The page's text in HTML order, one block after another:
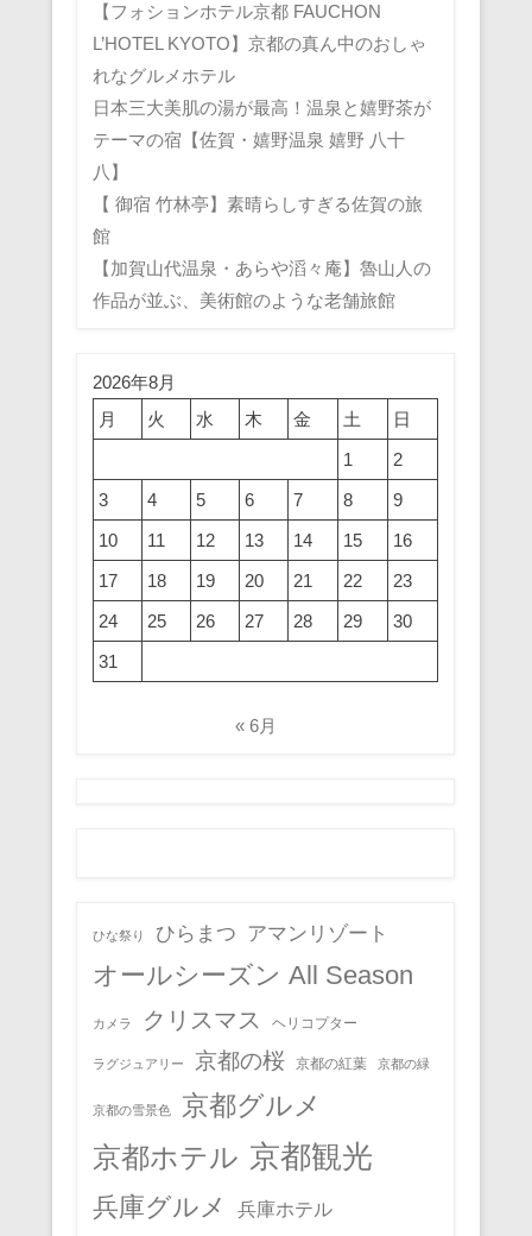
【フォションホテル京都 FAUCHON
L’HOTEL KYOTO】京都の真ん中のおしゃ
れなグルメホテル
日本三大美肌の湯が最高！温泉と嬉野茶が
テーマの宿【佐賀・嬉野温泉 嬉野 八十
八】
【 御宿 竹林亭】素晴らしすぎる佐賀の旅
館
【加賀山代温泉・あらや滔々庵】魯山人の
作品が並ぶ、美術館のような老舗旅館
2026年8月
月
火 水 木 金 土
日
1
2
3
4 5 6 7 8
9
10
11 12 13 14 15
16
17
18 19 20 21 22
23
24
25 26 27 28 29
30
31
« 6月
ひな祭り ひらまつ アマンリゾート
オールシーズン All Season
カメラ クリスマス ヘリコプター
ラグジュアリー 京都の桜 京都の紅葉 京都の緑
京都の雪景色 京都グルメ
京都ホテル 京都観光
兵庫グルメ 兵庫ホテル